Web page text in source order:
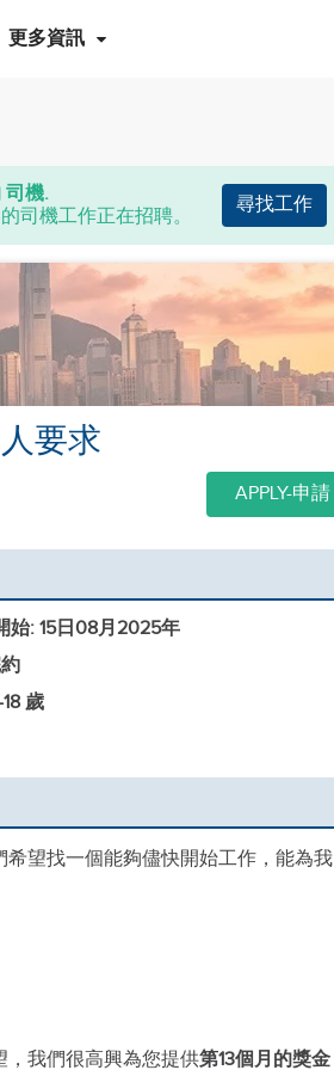
更多資訊
司機.
司機工作正在招聘。
尋找工作
要求
APPLY-申請
始: 15日08月2025年
18 歲
望找一個能夠儘快開始工作，能為我
，我們很高興為您提供第13個月的獎金